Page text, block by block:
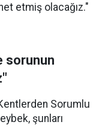
etmiş olacağız."
sorunun
Sorumlu
şunları